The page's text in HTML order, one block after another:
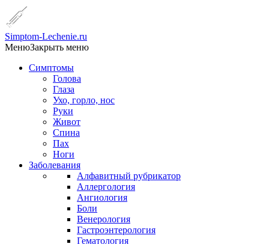
Simptom-Lechenie.ru
МенюЗакрыть меню
Симптомы
Голова
Глаза
Ухо, горло, нос
Руки
Живот
Спина
Пах
Ноги
Заболевания
Алфавитный рубрикатор
Аллергология
Ангиология
Боли
Венерология
Гастроэнтерология
Гематология